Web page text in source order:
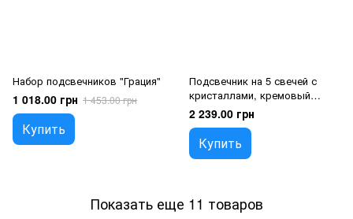
Набор подсвечников "Грация"
1 018.00 грн 1 453.00 грн
Купить
Подсвечник на 5 свечей с
кристаллами, кремовый
(66см.)
2 239.00 грн
Купить
Показать еще 11 товаров